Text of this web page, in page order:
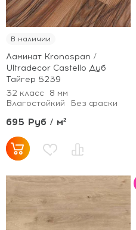
В наличии
Ламинат Kronospan /
Ultradecor Castello Дуб
Тайгер 5239
32 класс
8 мм
Влагостойкий
Без фаски
695 Руб / м²